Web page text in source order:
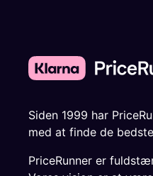
Siden 1999 har
med at finde de
PriceRunner er